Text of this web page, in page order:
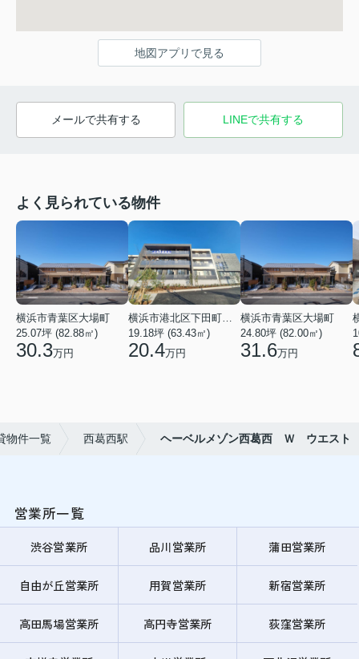
地図アプリで見る
メールで共有する LINEで共有する
よく見られている物件
横浜市青葉区大場町
25.07坪 (82.88㎡)
30.3万円
19.18坪 (63.43㎡)
20.4万円
横浜市青葉区大場町
24.80坪 (82.00㎡)
31.6万円
物件一覧 西葛西駅 ヘーベルメゾン西葛西 Ｗ ウエスト
営業所一覧
渋谷営業所 品川営業所 蒲田営業所
自由が丘営業所 用賀営業所 新宿営業所
高田馬場営業所 高円寺営業所 荻窪営業所